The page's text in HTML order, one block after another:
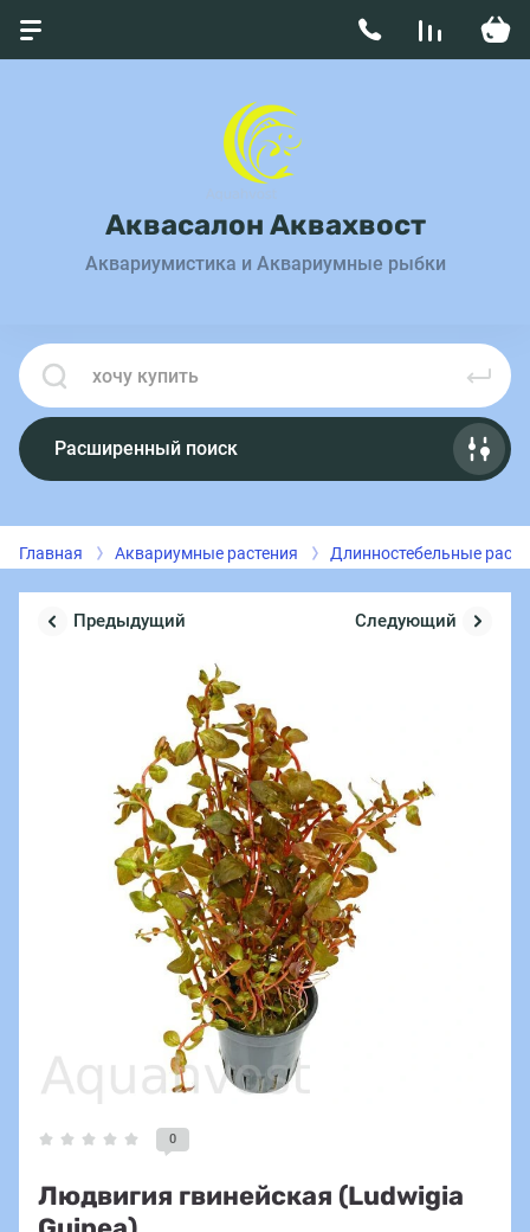
Аквасалон Аквахвост
Аквариумистика и Аквариумные рыбки
Расширенный поиск
Главная Аквариумные растения Длинностебельные
Предыдущий Следующий
0
Людвигия гвинейская (Ludwigia